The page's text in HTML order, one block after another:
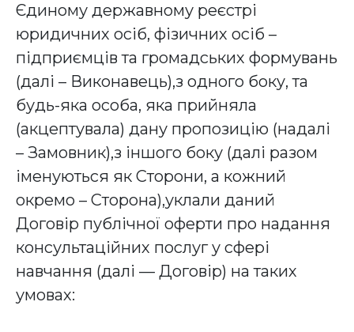
Єдиному державному реєстрі
юридичних осіб, фізичних осіб –
підприємців та громадських формувань
(далі – Виконавець),з одного боку, та
будь-яка особа, яка прийняла
(акцептувала) дану пропозицію (надалі
– Замовник),з іншого боку (далі разом
іменуються як Сторони, а кожний
окремо – Сторона),уклали даний
Договір публічної оферти про надання
консультаційних послуг у сфері
навчання (далі — Договір) на таких
умовах: